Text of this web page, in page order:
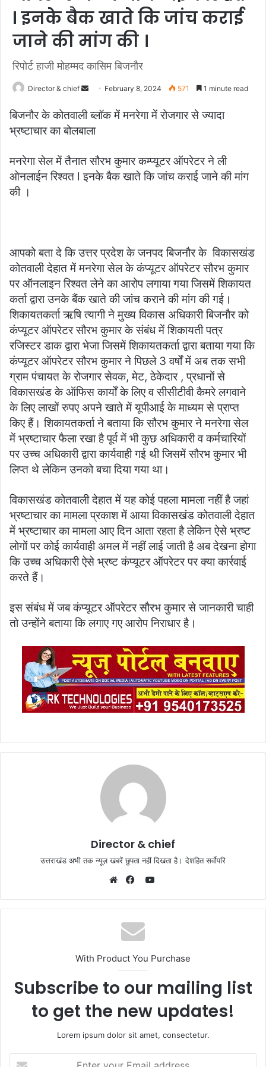
l इनके बैक खाते कि जांच कराई
जाने की मांग की ।
रिपोर्ट हाजी मोहम्मद कासिम बिजनौर
Director & chief
Send
email
February 8, 2024 571 1 minute read
बिजनौर के कोतवाली ब्लॉक में मनरेगा में रोजगार से ज्यादा
भ्रष्टाचार का बोलबाला
मनरेगा सेल में तैनात सौरभ कुमार कम्प्यूटर ऑपरेटर ने ली
ओनलाईन रिश्वत l इनके बैक खाते कि जांच कराई जाने की मांग
की ।
आपको बता दे कि उत्तर प्रदेश के जनपद बिजनौर के विकासखंड
कोतवाली देहात में मनरेगा सेल के कंप्यूटर ऑपरेटर सौरभ कुमार
पर ऑनलाइन रिश्वत लेने का आरोप लगाया गया जिसमें शिकायत
कर्ता द्वारा उनके बैंक खाते की जांच कराने की मांग की गई।
शिकायतकर्ता ऋषि त्यागी ने मुख्य विकास अधिकारी बिजनौर को
कंप्यूटर ऑपरेटर सौरभ कुमार के संबंध में शिकायती पत्र
रजिस्टर डाक द्वारा भेजा जिसमें शिकायतकर्ता द्वारा बताया गया कि
कंप्यूटर ऑपरेटर सौरभ कुमार ने पिछले 3 वर्षों में अब तक सभी
ग्राम पंचायत के रोजगार सेवक, मेट, ठेकेदार , प्रधानों से
विकासखंड के ऑफिस कार्यों के लिए व सीसीटीवी कैमरे लगवाने
के लिए लाखों रुपए अपने खाते में यूपीआई के माध्यम से प्राप्त
किए हैं। शिकायतकर्ता ने बताया कि सौरभ कुमार ने मनरेगा सेल
में भ्रष्टाचार फैला रखा है पूर्व में भी कुछ अधिकारी व कर्मचारियों
पर उच्च अधिकारी द्वारा कार्यवाही गई थी जिसमें सौरभ कुमार भी
लिप्त थे लेकिन उनको बचा दिया गया था।
विकासखंड कोतवाली देहात में यह कोई पहला मामला नहीं है जहां
भ्रष्टाचार का मामला प्रकाश में आया विकासखंड कोतवाली देहात
में भ्रष्टाचार का मामला आए दिन आता रहता है लेकिन ऐसे भ्रष्ट
लोगों पर कोई कार्यवाही अमल में नहीं लाई जाती है अब देखना होगा
कि उच्च अधिकारी ऐसे भ्रष्ट कंप्यूटर ऑपरेटर पर क्या कार्रवाई
करते हैं।
इस संबंध में जब कंप्यूटर ऑपरेटर सौरभ कुमार से जानकारी चाही
तो उन्होंने बताया कि लगाए गए आरोप निराधार है।
Director & chief
उत्तराखंड अभी तक न्यूज़ खबरें छुपता नहीं दिखता है। देशहित सर्वोपरि
YouTube
With Product You Purchase
Subscribe to our mailing list
to get the new updates!
Lorem ipsum dolor sit amet, consectetur.